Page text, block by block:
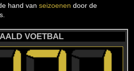
hand van seizoenen door de
VOETBAL